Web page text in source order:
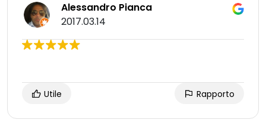
Alessandro Pianca
2017.03.14
Utile Rapporto